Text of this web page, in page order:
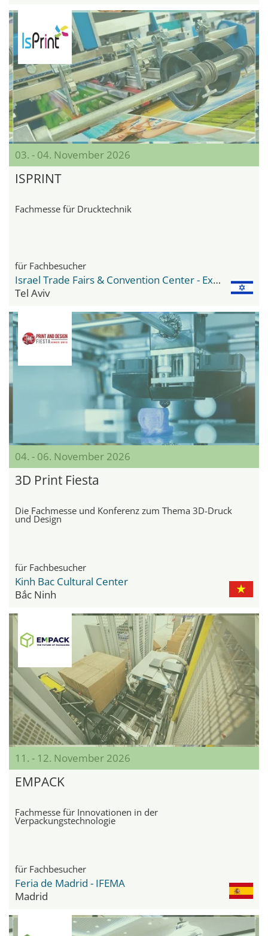
03. - 04. November 2026
ISPRINT
Fachmesse für Drucktechnik
für Fachbesucher
Israel Trade Fairs & Convention Center - Expo Tel Aviv
Tel Aviv
04. - 06. November 2026
3D Print Fiesta
Die Fachmesse und Konferenz zum Thema 3D-Druck
und Design
für Fachbesucher
Kinh Bac Cultural Center
Bắc Ninh
11. - 12. November 2026
EMPACK
Fachmesse für Innovationen in der
Verpackungstechnologie
für Fachbesucher
Feria de Madrid - IFEMA
Madrid